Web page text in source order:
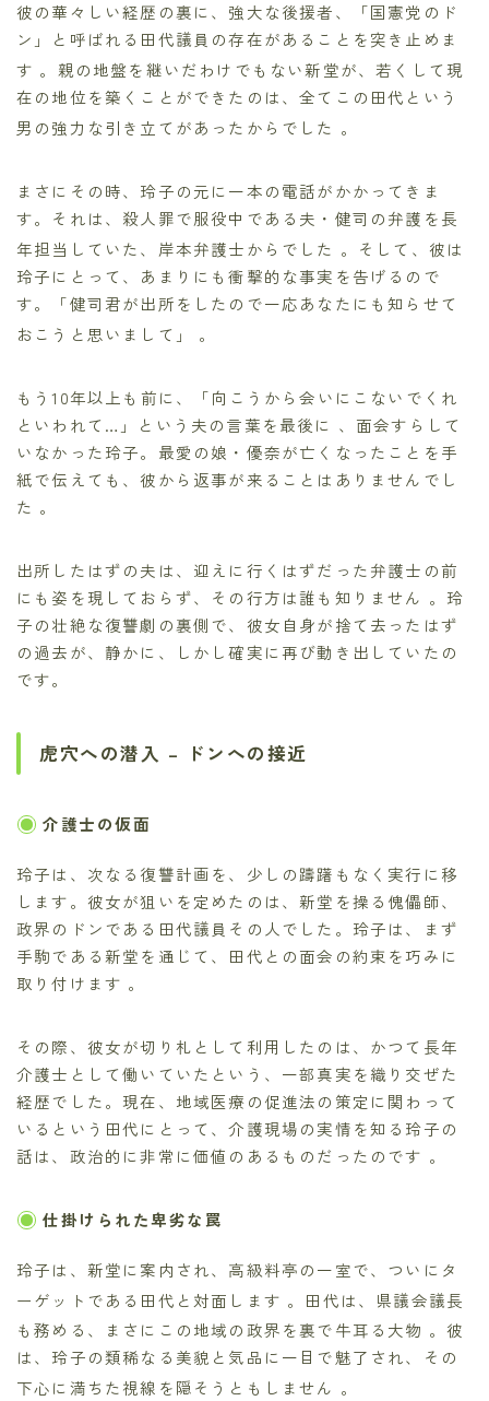
彼の華々しい経歴の裏に、強大な後援者、「国憲党のド
ン」と呼ばれる田代議員の存在があることを突き止めま
す 。親の地盤を継いだわけでもない新堂が、若くして現
在の地位を築くことができたのは、全てこの田代という
男の強力な引き立てがあったからでした 。
まさにその時、玲子の元に一本の電話がかかってきま
す。それは、殺人罪で服役中である夫・健司の弁護を長
年担当していた、岸本弁護士からでした 。そして、彼は
玲子にとって、あまりにも衝撃的な事実を告げるので
す。「健司君が出所をしたので一応あなたにも知らせて
おこうと思いまして」 。
もう10年以上も前に、「向こうから会いにこないでくれ
といわれて…」という夫の言葉を最後に 、面会すらして
いなかった玲子。最愛の娘・優奈が亡くなったことを手
紙で伝えても、彼から返事が来ることはありませんでし
た 。
出所したはずの夫は、迎えに行くはずだった弁護士の前
にも姿を現しておらず、その行方は誰も知りません 。玲
子の壮絶な復讐劇の裏側で、彼女自身が捨て去ったはず
の過去が、静かに、しかし確実に再び動き出していたの
です。
虎穴への潜入 – ドンへの接近
介護士の仮面
玲子は、次なる復讐計画を、少しの躊躇もなく実行に移
します。彼女が狙いを定めたのは、新堂を操る傀儡師、
政界のドンである田代議員その人でした。玲子は、まず
手駒である新堂を通じて、田代との面会の約束を巧みに
取り付けます 。
その際、彼女が切り札として利用したのは、かつて長年
介護士として働いていたという、一部真実を織り交ぜた
経歴でした。現在、地域医療の促進法の策定に関わって
いるという田代にとって、介護現場の実情を知る玲子の
話は、政治的に非常に価値のあるものだったのです 。
仕掛けられた卑劣な罠
玲子は、新堂に案内され、高級料亭の一室で、ついにタ
ーゲットである田代と対面します 。田代は、県議会議長
も務める、まさにこの地域の政界を裏で牛耳る大物 。彼
は、玲子の類稀なる美貌と気品に一目で魅了され、その
下心に満ちた視線を隠そうともしません 。